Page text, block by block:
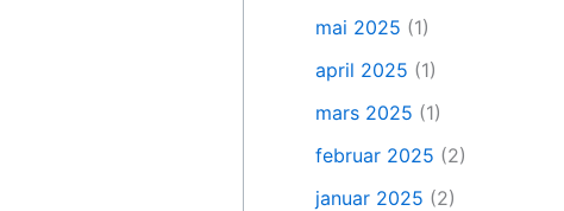
mai 2025 (1)
april 2025 (1)
mars 2025 (1)
februar 2025 (2)
januar 2025 (2)